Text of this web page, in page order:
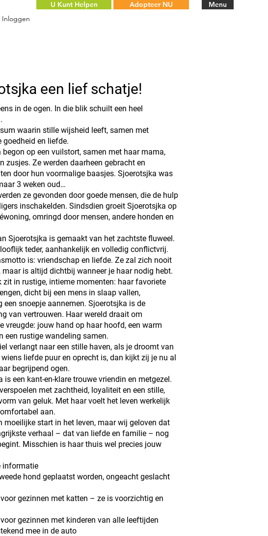
Inloggen
U Kunt Helpen Adopteer NU Menu
een lief schatje!
in de ogen. In die blik schuilt een heel
waarin stille wijsheid leeft, samen met
goedheid en liefde.
begon op een vuilstort, samen met haar mama,
zusjes. Ze werden daarheen gebracht en
door hun voormalige baasjes. Sjoerotsjka was
3 weken oud…
ze gevonden door goede mensen, die de hulp
inschakelden. Sindsdien groeit Sjoerotsjka op
omringd door mensen, andere honden en
Sjoerotsjka is gemaakt van het zachtste fluweel.
teder, aanhankelijk en volledig conflictvrij.
is: vriendschap en liefde. Ze zal zich nooit
maar is altijd dichtbij wanneer je haar nodig hebt.
zit in rustige, intieme momenten: haar favoriete
dicht bij een mens in slaap vallen,
een snoepje aannemen. Sjoerotsjka is de
van vertrouwen. Haar wereld draait om
vreugde: jouw hand op haar hoofd, een warm
een rustige wandeling samen.
verlangt naar een stille haven, als je droomt van
wiens liefde puur en oprecht is, dan kijkt zij je nu al
begrijpend ogen.
is een kant-en-klare trouwe vriendin en metgezel.
met zachtheid, loyaliteit en een stille,
van geluk. Met haar voelt het leven werkelijk
aan.
moeilijke start in het leven, maar wij geloven dat
verhaal – dat van liefde en familie – nog
Misschien is haar thuis wel precies jouw
informatie
hond geplaatst worden, ongeacht geslacht
voor gezinnen met katten – ze is voorzichtig en
voor gezinnen met kinderen van alle leeftijden
mee in de auto